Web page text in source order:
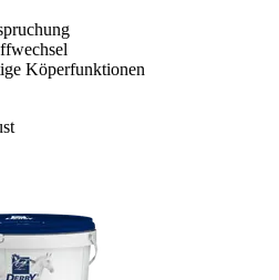
Köperfunktionen